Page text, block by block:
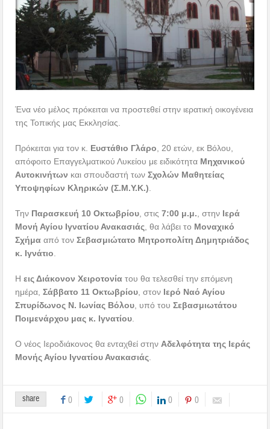
Ένα νέο μέλος πρόκειται να προστεθεί στην ιερατική οικογένεια
της Τοπικής μας Εκκλησίας.
Πρόκειται για τον κ. Ευστάθιο Γλάρο , 20 ετών, εκ Βόλου,
απόφοιτο Επαγγελματικού Λυκείου με ειδικότητα Μηχανικού
Αυτοκινήτων και σπουδαστή τωνΣχολών Μαθητείας
Υποψηφίων Κληρικών (Σ.Μ.Υ.Κ.)
Την Παρασκευή 10 Οκτωβρίου , στις7:00 μ.μ. , στην Ιερά
Μονή Αγίου Ιγνατίου Ανακασιάς , θα λάβει το Μοναχικό
Σχήμα από τονΣεβασμιώτατο Μητροπολίτη Δημητριάδος
κ. Ιγνάτιο
Ηεις Διάκονον Χειροτονία του θα τελεσθεί την επόμενη
ημέρα,Σάββατο 11 Οκτωβρίου , στον Ιερό Ναό Αγίου
Σπυρίδωνος Ν. Ιωνίας Βόλου , υπό τουΣεβασμιωτάτου
Ποιμενάρχου μας κ. Ιγνατίου
Ο νέος Ιεροδιάκονος θα ενταχθεί στην Αδελφότητα της Ιεράς
Μονής Αγίου Ιγνατίου Ανακασιάς
share 0 0 0 0